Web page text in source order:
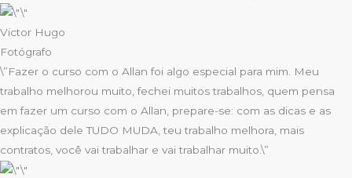
Victor Hugo
Fotógrafo
\”Fazer o curso com o Allan foi algo especial para mim. Meu
trabalho melhorou muito, fechei muitos trabalhos, quem pensa
em fazer um curso com o Allan, prepare-se: com as dicas e as
explicação dele TUDO MUDA, teu trabalho melhora, mais
contratos, você vai trabalhar e vai trabalhar muito.\”​